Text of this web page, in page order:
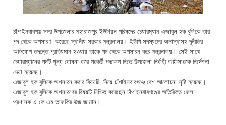
চাঁপাইনবাবগঞ্জ সদর উপজেলার মহারাজপুর ইউনিয়ন পরিষদের চেয়ারম্যান এজাবুল হক বুলিকে তার
পদ থেকে অপসারণ করেছে স্থানীয় সরকার মন্ত্রনালয়। ইউপি সদস্যদের অনাস্থাসহ দূনীতির
অভিযোগ তদন্তে প্রতিয়মান হওয়ায় তাকে পদ থেকে অপসারন করে মন্ত্রনালয়। সেই সাথে
চেয়ারম্যানের পদটি শূন্য ঘোষনা করে পরবর্তী পদক্ষেপ নিতে উপজেলা নির্বাহী অফিসারকে নির্দেশনা
দেয়া হয়েছে।
এজাবুল হক বুলিকে অপসারন করার বিষয়টি নিয়ে চাঁপাইনবাবগঞ্জে বেশ আলোচনা সৃষ্টি হয়েছে।
এজাবুল হক বুলিকে অপসারণের বিষয়টি নিশ্চিত করেছেন চাঁপাইনবাবগঞ্জের অতিরিক্ত জেলা
প্রশাসক এ কে এম তাজকির উজ জামান।